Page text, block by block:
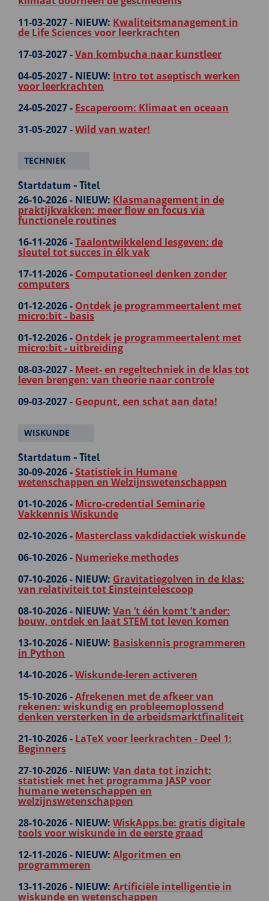
11-03-2027 - NIEUW: Kwaliteitsmanagement in
de Life Sciences voor leerkrachten
17-03-2027 -Van kombucha naar kunstleer
04-05-2027 - NIEUW: Intro tot aseptisch werken
voor leerkrachten
24-05-2027 - Escaperoom: Klimaat en oceaan
31-05-2027 -Wild van water!
TECHNIEK
Startdatum - Titel
26-10-2026 - NIEUW: Klasmanagement in de
praktijkvakken: meer flow en focus via
functionele routines
16-11-2026 -Taalontwikkelend lesgeven: de
sleutel tot succes in élk vak
17-11-2026 - Computationeel denken zonder
computers
01-12-2026 - Ontdek je programmeertalent met
micro:bit - basis
01-12-2026 - Ontdek je programmeertalent met
micro:bit - uitbreiding
08-03-2027 - Meet- en regeltechniek in de klas tot
leven brengen: van theorie naar controle
09-03-2027 - Geopunt, een schat aan data!
WISKUNDE
Startdatum - Titel
30-09-2026 -Statistiek in Humane
wetenschappen en Welzijnswetenschappen
01-10-2026 - Micro-credential Seminarie
Vakkennis Wiskunde
02-10-2026 - Masterclass vakdidactiek wiskunde
06-10-2026 - Numerieke methodes
07-10-2026 - NIEUW: Gravitatiegolven in de klas:
van relativiteit tot Einsteintelescoop
08-10-2026 - NIEUW: Van ’t één komt ’t ander:
bouw, ontdek en laat STEM tot leven komen
13-10-2026 - NIEUW: Basiskennis programmeren
in Python
14-10-2026 -Wiskunde-leren activeren
15-10-2026 -Afrekenen met de afkeer van
rekenen: wiskundig en probleemoplossend
denken versterken in de arbeidsmarktfinaliteit
21-10-2026 - LaTeX voor leerkrachten - Deel 1:
Beginners
27-10-2026 - NIEUW: Van data tot inzicht:
statistiek met het programma JASP voor
humane wetenschappen en
welzijnswetenschappen
28-10-2026 - NIEUW: WiskApps.be: gratis digitale
tools voor wiskunde in de eerste graad
12-11-2026 - NIEUW: Algoritmen en
programmeren
13-11-2026 - NIEUW: Artificiële intelligentie in
wiskunde en wetenschappen